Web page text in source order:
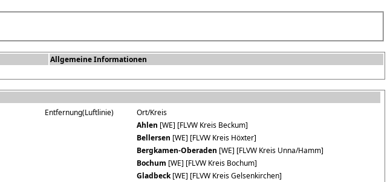
Allgemeine Informationen
Entfernung(Luftlinie)
Ort/Kreis
Ahlen [WE] [FLVW Kreis Beckum]
Bellersen [WE] [FLVW Kreis Höxter]
Bergkamen-Oberaden [WE] [FLVW Kreis Unna/Hamm]
Bochum [WE] [FLVW Kreis Bochum]
Gladbeck[WE] [FLVW Kreis Gelsenkirchen]